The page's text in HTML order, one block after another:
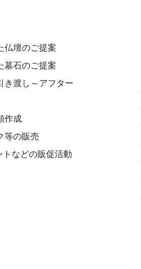
仏壇のご提案
墓石のご提案
き渡し～アフター
作成
等の販売
などの販促活動